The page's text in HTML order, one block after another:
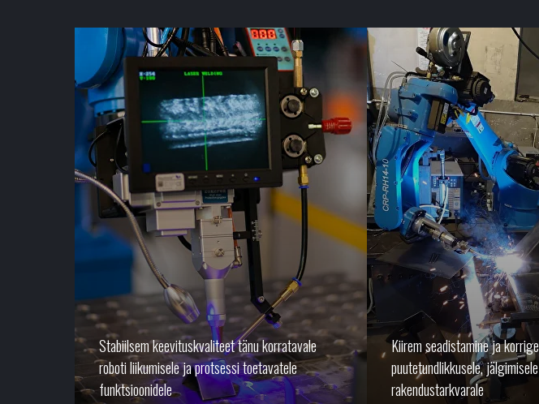
Stabiilsem keevituskvaliteet tänu korratavale
roboti liikumisele ja protsessi toetavatele
funktsioonidele
Kiirem seadistamine ja
puutetundlikkusele,
rakendustarkvarale